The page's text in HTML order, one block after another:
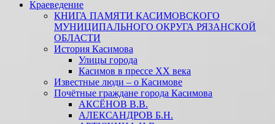
Краеведение
КНИГА ПАМЯТИ КАСИМОВСКОГО
МУНИЦИПАЛЬНОГО ОКРУГА РЯЗАНСКОЙ
ОБЛАСТИ
История Касимова
Улицы города
Касимов в прессе XX века
Известные люди – о Касимове
Почётные граждане города Касимова
АКСЁНОВ В.В.
АЛЕКСАНДРОВ Б.Н.